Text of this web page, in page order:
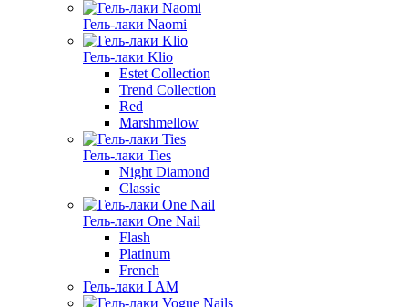
Гель-лаки Naomi
Гель-лаки Klio
Estet Collection
Trend Collection
Red
Marshmellow
Гель-лаки Ties
Night Diamond
Classic
Гель-лаки One Nail
Flash
Platinum
French
Гель-лаки I AM